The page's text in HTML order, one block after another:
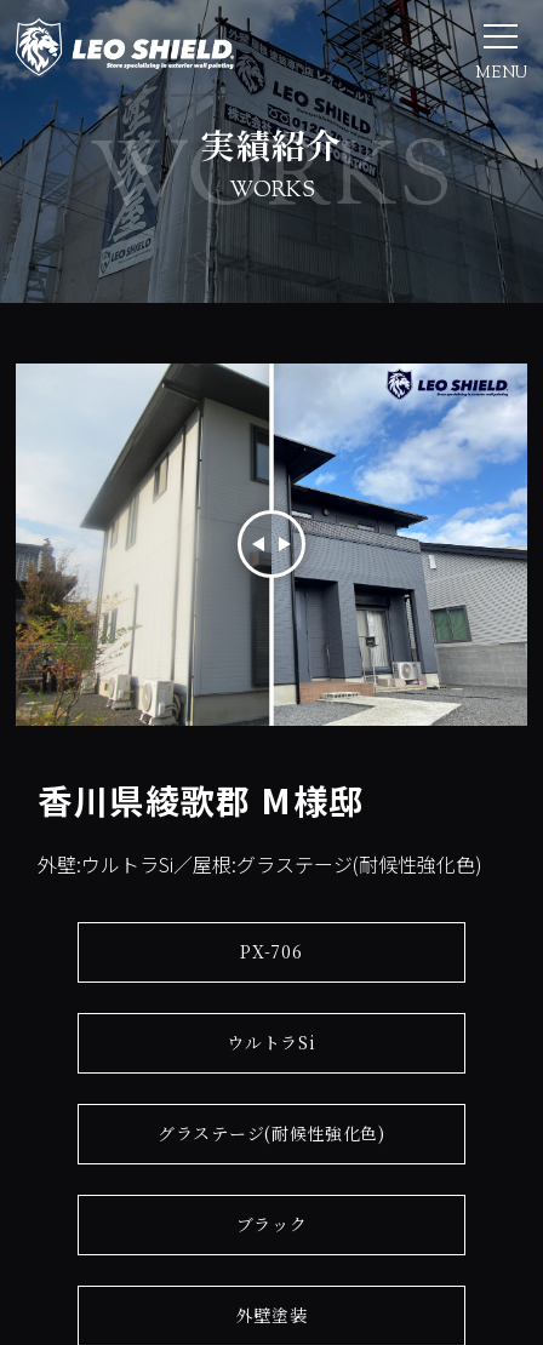
MENU
実績紹介
WORKS
香川県綾歌郡 M様邸
外壁:ウルトラSi／屋根:グラステージ(耐候性強化色)
PX-706
ウルトラSi
グラステージ(耐候性強化色)
ブラック
外壁塗装